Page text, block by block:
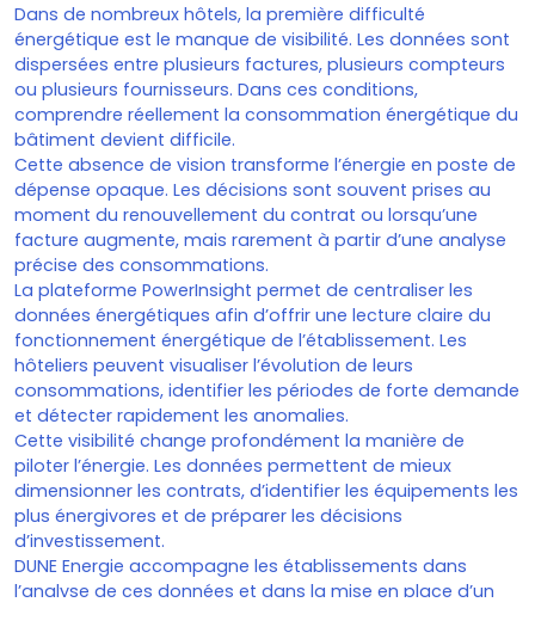
Dans de nombreux hôtels, la première difficulté
énergétique est le manque de visibilité. Les données sont
dispersées entre plusieurs factures, plusieurs compteurs
ou plusieurs fournisseurs. Dans ces conditions,
comprendre réellement la consommation énergétique du
bâtiment devient difficile.
Cette absence de vision transforme l’énergie en poste de
dépense opaque. Les décisions sont souvent prises au
moment du renouvellement du contrat ou lorsqu’une
facture augmente, mais rarement à partir d’une analyse
précise des consommations.
La plateforme PowerInsight permet de centraliser les
données énergétiques afin d’offrir une lecture claire du
fonctionnement énergétique de l’établissement. Les
hôteliers peuvent visualiser l’évolution de leurs
consommations, identifier les périodes de forte demande
et détecter rapidement les anomalies.
Cette visibilité change profondément la manière de
piloter l’énergie. Les données permettent de mieux
dimensionner les contrats, d’identifier les équipements les
plus énergivores et de préparer les décisions
d’investissement.
DUNE Energie accompagne les établissements dans
l’analyse de ces données et dans la mise en place d’un